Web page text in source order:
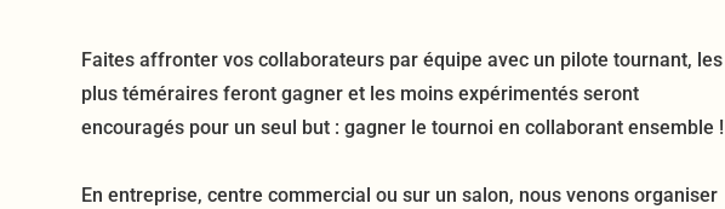
Faites affronter vos collaborateurs par équipe avec un pilote tournant, les
plus téméraires feront gagner et les moins expérimentés seront
encouragés pour un seul but : gagner le tournoi en collaborant ensemble !
En entreprise, centre commercial ou sur un salon, nous venons organiser